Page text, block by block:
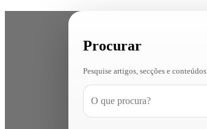
Procurar
Pesquise artigos, secções e conteúdos